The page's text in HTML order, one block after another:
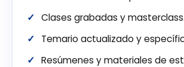
Clases grabadas y masterclass.
Temario actualizado y
Resúmenes y materiales de